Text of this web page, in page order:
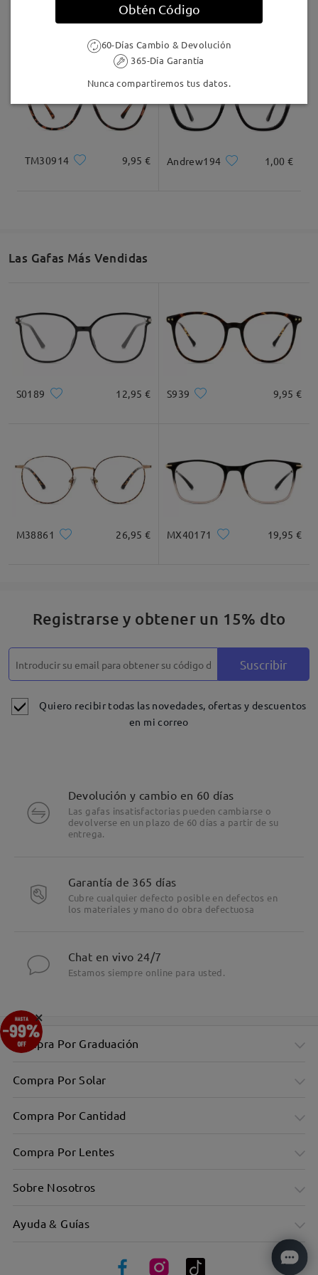
LKFS3656R 8,00 € MT37644
TM30914 9,95 € Andrew194 1,00 €
Las Gafas Más Vendidas
S0189 12,95 € S939 9,95 €
M38861 26,95 € MX40171 19,95 €
Registrarse y obtener un 15% dto
Suscribir
Quiero recibir todas las novedades, ofertas y descuentos
en mi correo
Devolución y cambio en 60 días
Las gafas insatisfactorias pueden cambiarse o
devolverse en un plazo de 60 días a partir de su
entrega.
Garantía de 365 días
Cubre cualquier defecto posible en defectos en
los materiales y mano do obra defectuosa
Chat en vivo 24/7
Estamos siempre online para usted.
Compra Por Graduación
Compra Por Solar
Compra Por Cantidad
Compra Por Lentes
Sobre Nosotros
Ayuda & Guías
×
Obtén Código
60-Días Cambio & Devolución
365-Día Garantía
Nunca compartiremos tus datos.